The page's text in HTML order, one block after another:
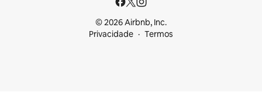
© 2026 Airbnb, Inc.
Privacidade
Termos